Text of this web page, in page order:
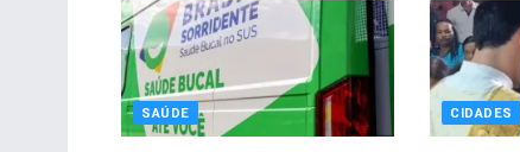
SAÚDE CIDADES